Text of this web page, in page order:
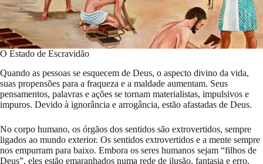
O Estado de Escravidão
Quando as pessoas se esquecem de Deus, o aspecto divino da vida,
suas propensões para a fraqueza e a maldade aumentam. Seus
pensamentos, palavras e ações se tornam materialistas, impulsivos e
impuros. Devido à ignorância e arrogância, estão afastadas de Deus.
No corpo humano, os órgãos dos sentidos são extrovertidos, sempre
ligados ao mundo exterior. Os sentidos extrovertidos e a mente sempre
nos empurram para baixo. Embora os seres humanos sejam “filhos de
Deus”, eles estão emaranhados numa rede de ilusão, fantasia e erro,